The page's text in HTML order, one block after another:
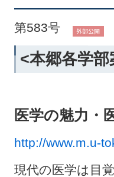
第583号
<本郷各学
医学の魅力・
http://www.m.u-
現代の医学は目